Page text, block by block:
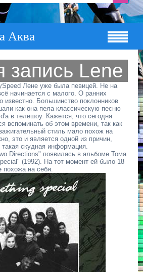
Аква
запись Lene
Лене уже была певицей. Не на
начинается с малого. О ранних
известно. Большинство поклонников
как она пела классическую песню
в телешоу. Кажется, что сегодня
вспоминать об этом времени, так как
стиль мало похож на
это и является одной из причин,
скудная информация.
Directions" появилась в альбоме Тома
(1992). На тот момент ей было 18
похожа на себя.